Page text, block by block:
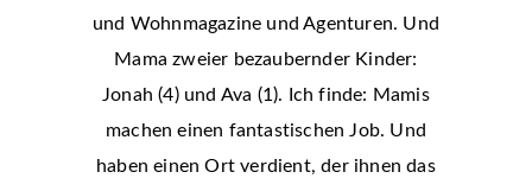
und Wohnmagazine und Agenturen. Und
Mama zweier bezaubernder Kinder:
Jonah (4) und Ava (1). Ich finde: Mamis
machen einen fantastischen Job. Und
haben einen Ort verdient, der ihnen das